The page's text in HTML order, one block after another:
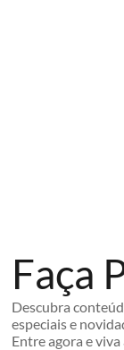
Faça
Descubra
especiais e
Entre agora e